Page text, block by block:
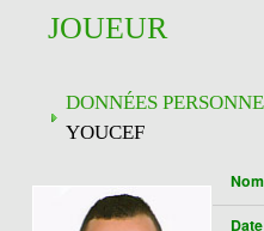
JOUEUR
DONNÉES
YOUCEF